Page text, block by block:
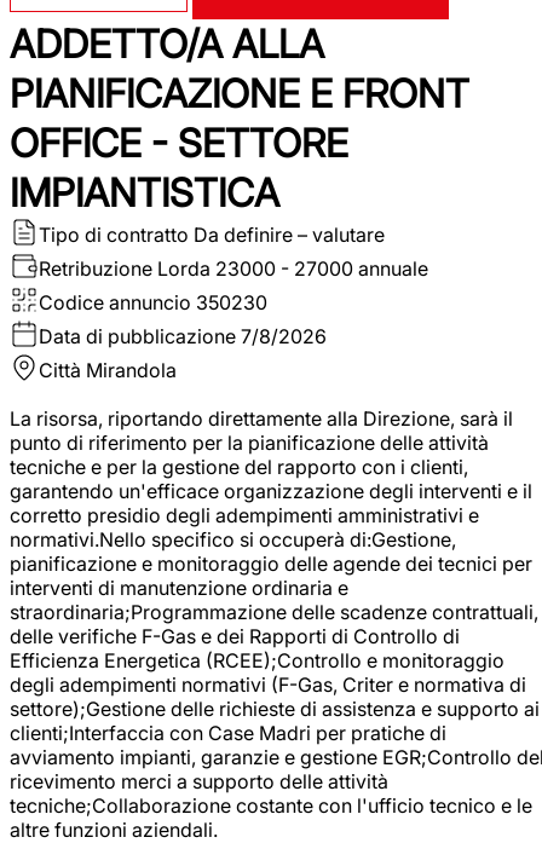
ADDETTO/A ALLA
PIANIFICAZIONE E FRONT
OFFICE - SETTORE
IMPIANTISTICA
Tipo di contratto Da definire – valutare
Retribuzione Lorda 23000 - 27000 annuale
Codice annuncio 350230
Data di pubblicazione 7/8/2026
Città Mirandola
La risorsa, riportando direttamente alla Direzione, sarà il
punto di riferimento per la pianificazione delle attività
tecniche e per la gestione del rapporto con i clienti,
garantendo un'efficace organizzazione degli interventi e il
corretto presidio degli adempimenti amministrativi e
normativi.Nello specifico si occuperà di:Gestione,
pianificazione e monitoraggio delle agende dei tecnici per
interventi di manutenzione ordinaria e
straordinaria;Programmazione delle scadenze contrattuali,
delle verifiche F-Gas e dei Rapporti di Controllo di
Efficienza Energetica (RCEE);Controllo e monitoraggio
degli adempimenti normativi (F-Gas, Criter e normativa di
settore);Gestione delle richieste di assistenza e supporto ai
clienti;Interfaccia con Case Madri per pratiche di
avviamento impianti, garanzie e gestione EGR;Controllo
ricevimento merci a supporto delle attività
tecniche;Collaborazione costante con l'ufficio tecnico e le
altre funzioni aziendali.